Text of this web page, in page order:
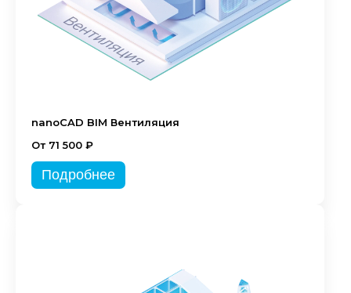
nanoCAD BIM Вентиляция
От 71 500 ₽
Подробнее